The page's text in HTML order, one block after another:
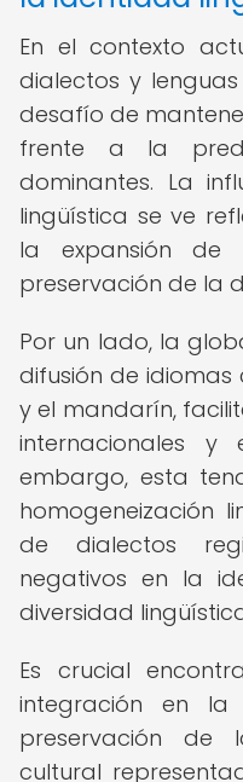
En el contexto
dialectos y
desafío de
frente a la
dominantes. La
lingüística se ve
la expansión de
preservación de la
Por un lado, la
difusión de idiomas
y el mandarín,
internacionales y
embargo, esta
homogeneización
de dialectos
negativos en la
diversidad
Es crucial
integración en
preservación de
cultural